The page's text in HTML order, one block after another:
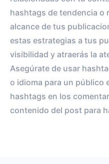
hashtags de tendencia o
alcance de tus
estas estrategias a tus
visibilidad y atraerás la
Asegúrate de usar
o idioma para un público
hashtags en los
contenido del post para